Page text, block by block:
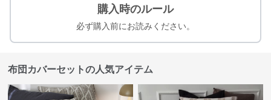
購入時のルール
必ず購入前にお読みください。
布団カバーセットの人気アイテム